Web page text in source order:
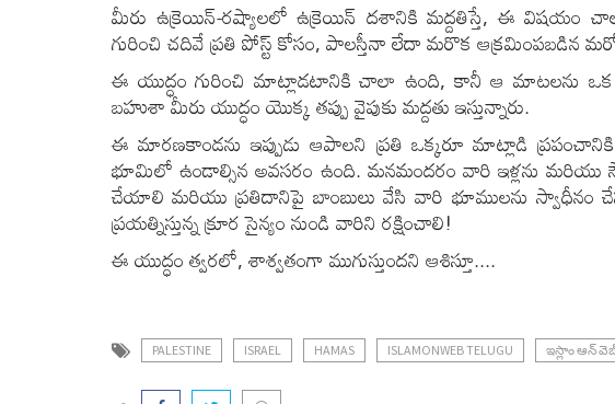
మీరు ఉక్రెయిన్-రష్యాలలో ఉక్రెయిన్ దశానికి మద్దతిస్తే, ఈ విషయం
గురించి చదివే ప్రతి పోస్ట్ కోసం, పాలస్తీనా లేదా మరొక ఆక్రమింపబడిన
ఈ యుద్ధం గురించి మాట్లాడటానికి చాలా ఉంది, కానీ ఆ మాటలను ఒక
బహుశా మీరు యుద్ధం యొక్క తప్పు వైపుకు మద్దతు ఇస్తున్నారు.
ఈ మారణకాండను ఇప్పుడు ఆపాలని ప్రతి ఒక్కరూ మాట్లాడి
భూమిలో ఉండాల్సిన అవసరం ఉంది. మనమందరం వారి ఇళ్లను మరియు
చేయాలి మరియు ప్రతిదానిపై బాంబులు వేసి వారి భూములను స్వాధీనం
ప్రయత్నిస్తున్న క్రూర సైన్యం నుండి వారిని రక్షించాలి!
ఈ యుద్ధం త్వరలో, శాశ్వతంగా ముగుస్తుందని ఆశిస్తూ....
PALESTINE ISRAEL HAMAS ISLAMONWEB TELUGU ఇస్లాం ఆన్